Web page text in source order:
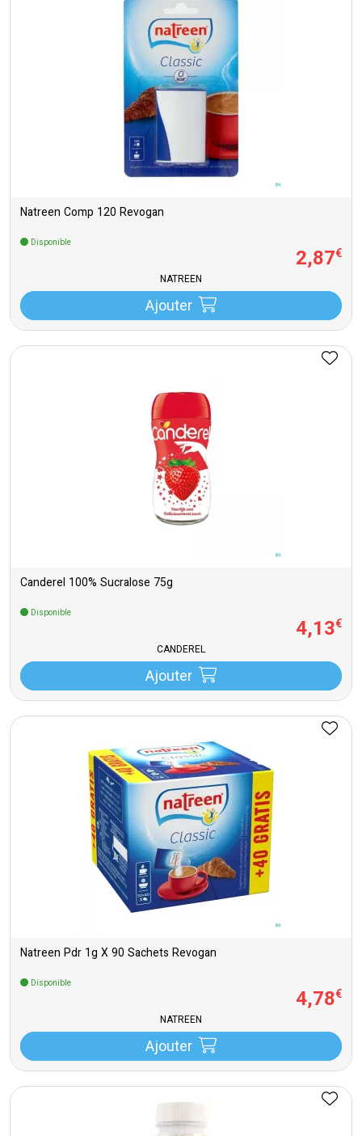
Natreen Comp 120 Revogan
Disponible
2,87€
NATREEN
Ajouter
Canderel 100% Sucralose 75g
Disponible
4,13€
CANDEREL
Ajouter
Natreen Pdr 1g X 90 Sachets Revogan
Disponible
4,78€
NATREEN
Ajouter